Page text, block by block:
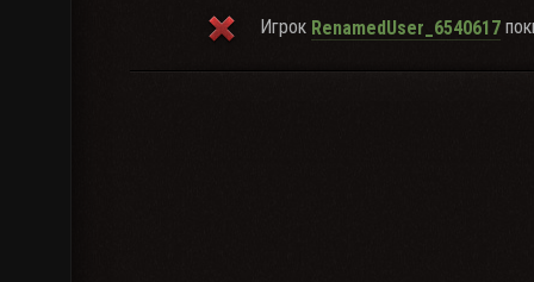
Игрок RenamedUser_6540617